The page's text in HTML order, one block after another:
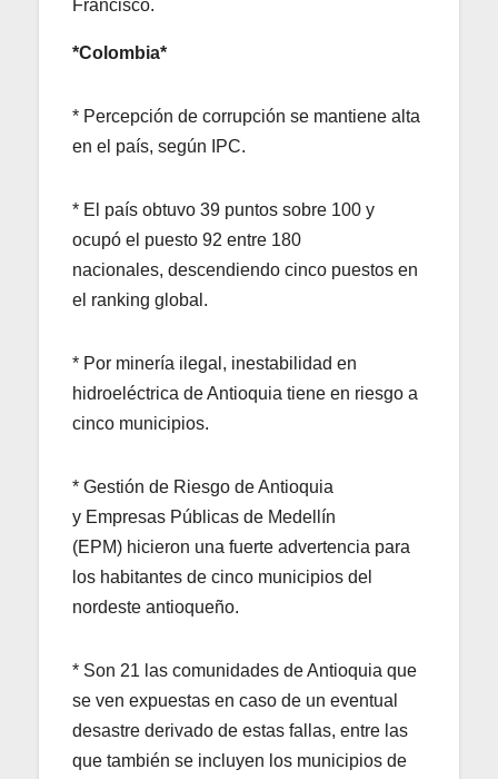
Francisco.
*Colombia*
* Percepción de corrupción se mantiene alta
en el país, según IPC.
* El país obtuvo 39 puntos sobre 100 y
ocupó el puesto 92 entre 180
nacionales, descendiendo cinco puestos en
el ranking global.
* Por minería ilegal, inestabilidad en
hidroeléctrica de Antioquia tiene en riesgo a
cinco municipios.
* Gestión de Riesgo de Antioquia
y Empresas Públicas de Medellín
(EPM) hicieron una fuerte advertencia para
los habitantes de cinco municipios del
nordeste antioqueño.
* Son 21 las comunidades de Antioquia que
se ven expuestas en caso de un eventual
desastre derivado de estas fallas, entre las
que también se incluyen los municipios de